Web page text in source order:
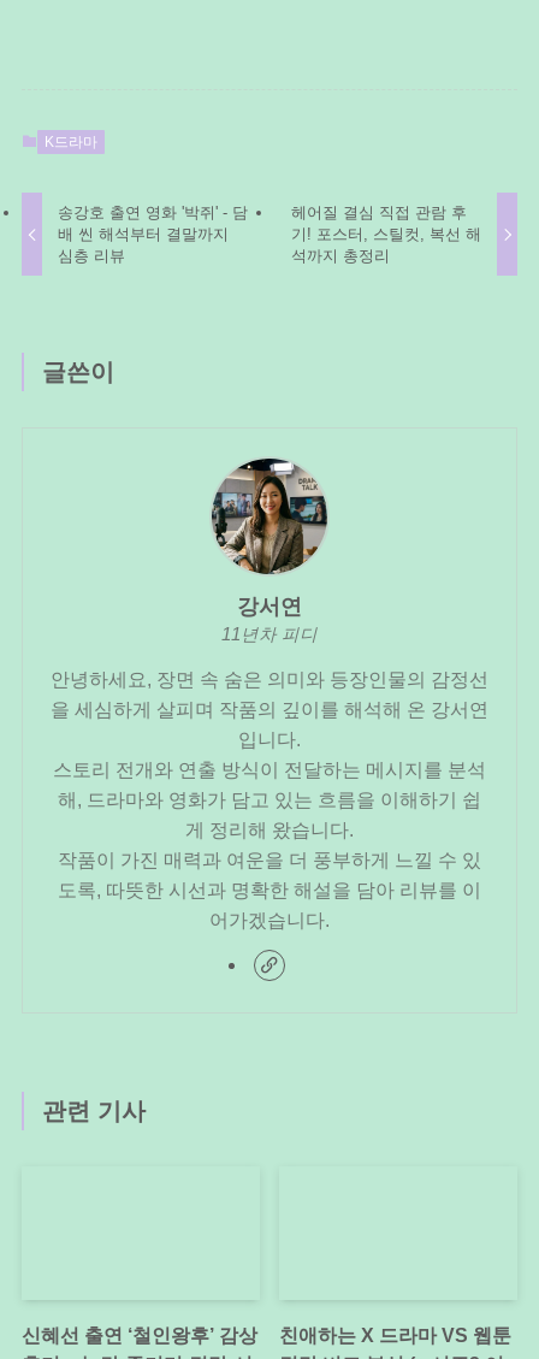
K드라마
송강호 출연 영화 '박쥐' - 담
배 씬 해석부터 결말까지
심층 리뷰
헤어질 결심 직접 관람 후
기! 포스터, 스틸컷, 복선 해
석까지 총정리
글쓴이
강서연
11년차 피디
안녕하세요, 장면 속 숨은 의미와 등장인물의 감정선
을 세심하게 살피며 작품의 깊이를 해석해 온 강서연
입니다.
스토리 전개와 연출 방식이 전달하는 메시지를 분석
해, 드라마와 영화가 담고 있는 흐름을 이해하기 쉽
게 정리해 왔습니다.
작품이 가진 매력과 여운을 더 풍부하게 느낄 수 있
도록, 따뜻한 시선과 명확한 해설을 담아 리뷰를 이
어가겠습니다.
관련 기사
신혜선 출연 ‘철인왕후’ 감상
친애하는 X 드라마 VS 웹툰